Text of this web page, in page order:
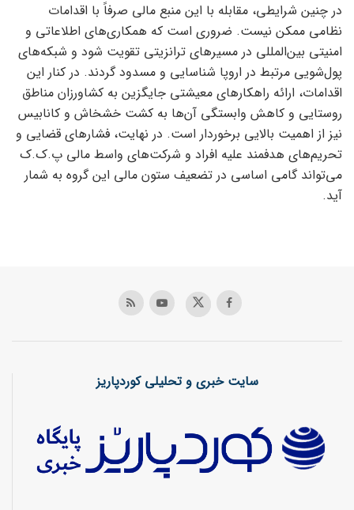
در چنین شرایطی، مقابله با این منبع مالی صرفاً با اقدامات
نظامی ممکن نیست. ضروری است که همکاری‌های اطلاعاتی و
امنیتی بین‌المللی در مسیرهای ترانزیتی تقویت شود و شبکه‌های
پول‌شویی مرتبط در اروپا شناسایی و مسدود گردند. در کنار این
اقدامات، ارائه راهکارهای معیشتی جایگزین به کشاورزان مناطق
روستایی و کاهش وابستگی آن‌ها به کشت خشخاش و کانابیس
نیز از اهمیت بالایی برخوردار است. در نهایت، فشارهای قضایی و
تحریم‌های هدفمند علیه افراد و شرکت‌های واسط مالی پ.ک.ک
می‌تواند گامی اساسی در تضعیف ستون مالی این گروه به شمار
آید.
سایت خبری و تحلیلی کوردپاریز